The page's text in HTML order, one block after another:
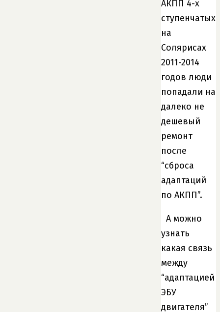
АКПП 4-х
ступенчатых
на
Солярисах
2011-2014
годов люди
попадали на
далеко не
дешевый
ремонт
после
“сброса
адаптаций
по АКПП”.
А можно
узнать
какая связь
между
“адаптацией
ЭБУ
двигателя”